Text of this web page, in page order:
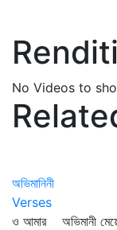
No Videos to
অভিমানিনী
Verses
ও আমার অভিমানী